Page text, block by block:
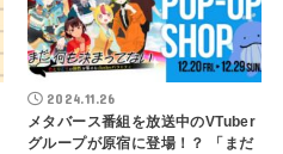
最近何があったっけ？先
週のバチャマガ記事まと
め（202300403〜